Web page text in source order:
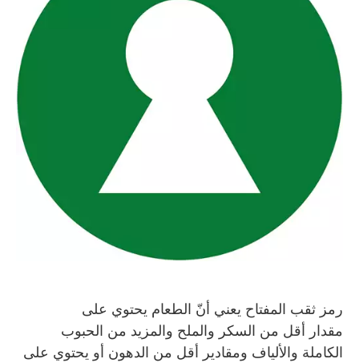
رمز ثقب المفتاح يعني أنّ الطعام يحتوي على
مقدار أقل من السكر والملح والمزيد من الحبوب
الكاملة والألياف ومقادير أقل من الدهون أو يحتوي على